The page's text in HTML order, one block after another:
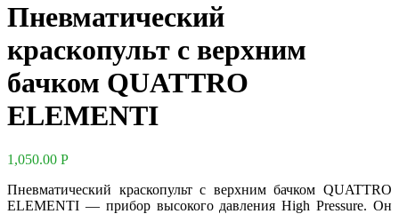
Пневматический
краскопульт с верхним
бачком QUATTRO
ELEMENTI
1,050.00 Р
Пневматический краскопульт с верхним бачком QUATTRO
ELEMENTI — прибор высокого давления High Pressure. Он